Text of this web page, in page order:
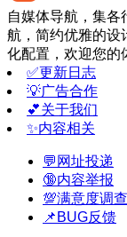
自媒体导航，集各
航，简约优雅的设
化配置，欢迎您的
✅更新日志
💡广告合作
💕关于我们
✨内容相关
💬网址投递
🔞内容举报
💯满意度调查
📌BUG反馈